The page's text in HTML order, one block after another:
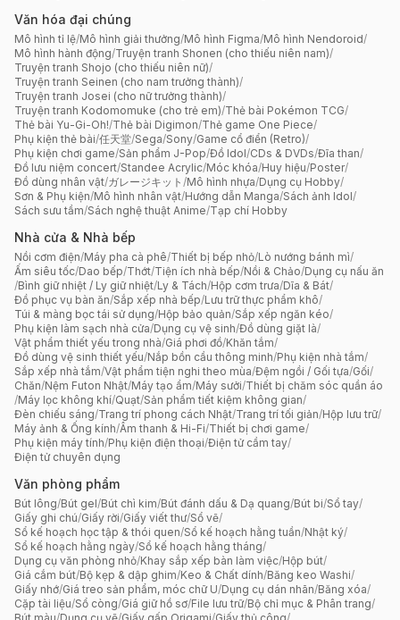
Văn hóa đại chúng
Mô hình tỉ lệ/Mô hình giải thưởng/Mô hình Figma/Mô hình Nendoroid/
Mô hình hành động/Truyện tranh Shonen (cho thiếu niên nam)/
Truyện tranh Shojo (cho thiếu niên nữ)/
Truyện tranh Seinen (cho nam trưởng thành)/
Truyện tranh Josei (cho nữ trưởng thành)/
Truyện tranh Kodomomuke (cho trẻ em)/Thẻ bài Pokémon TCG/
Thẻ bài Yu-Gi-Oh!/Thẻ bài Digimon/Thẻ game One Piece/
Phụ kiện thẻ bài/任天堂/Sega/Sony/Game cổ điển (Retro)/
Phụ kiện chơi game/Sản phẩm J-Pop/Đồ Idol/CDs & DVDs/Đĩa than/
Đồ lưu niệm concert/Standee Acrylic/Móc khóa/Huy hiệu/Poster/
Đồ dùng nhân vật/ガレージキット /Mô hình nhựa/Dụng cụ Hobby/
Sơn & Phụ kiện/Mô hình nhân vật/Hướng dẫn Manga/Sách ảnh Idol/
Sách sưu tầm/Sách nghệ thuật Anime/Tạp chí Hobby
Nhà cửa & Nhà bếp
Nồi cơm điện/Máy pha cà phê/Thiết bị bếp nhỏ/Lò nướng bánh mì/
Ấm siêu tốc/Dao bếp/Thớt/Tiện ích nhà bếp/Nồi & Chảo/Dụng cụ nấu ăn
/Bình giữ nhiệt / Ly giữ nhiệt/Ly & Tách/Hộp cơm trưa/Dĩa & Bát/
Đồ phục vụ bàn ăn/Sắp xếp nhà bếp/Lưu trữ thực phẩm khô/
Túi & màng bọc tái sử dụng/Hộp bảo quản/Sắp xếp ngăn kéo/
Phụ kiện làm sạch nhà cửa/Dụng cụ vệ sinh/Đồ dùng giặt là/
Vật phẩm thiết yếu trong nhà/Giá phơi đồ/Khăn tắm/
Đồ dùng vệ sinh thiết yếu/Nắp bồn cầu thông minh/Phụ kiện nhà tắm/
Sắp xếp nhà tắm/Vật phẩm tiện nghi theo mùa/Đệm ngồi / Gối tựa/Gối/
Chăn/Nệm Futon Nhật/Máy tạo ẩm/Máy sưởi/Thiết bị chăm sóc quần áo
/Máy lọc không khí/Quạt/Sản phẩm tiết kiệm không gian/
Đèn chiếu sáng/Trang trí phong cách Nhật/Trang trí tối giản/Hộp lưu trữ/
Máy ảnh & Ống kính/Âm thanh & Hi-Fi/Thiết bị chơi game/
Phụ kiện máy tính/Phụ kiện điện thoại/Điện tử cầm tay/
Điện tử chuyên dụng
Văn phòng phẩm
Bút lông/Bút gel/Bút chì kim/Bút đánh dấu & Dạ quang/Bút bi/Sổ tay/
Giấy ghi chú/Giấy rời/Giấy viết thư/Sổ vẽ/
Sổ kế hoạch học tập & thói quen/Sổ kế hoạch hằng tuần/Nhật ký/
Sổ kế hoạch hằng ngày/Sổ kế hoạch hằng tháng/
Dụng cụ văn phòng nhỏ/Khay sắp xếp bàn làm việc/Hộp bút/
Giá cắm bút/Bộ kẹp & dập ghim/Keo & Chất dính/Băng keo Washi/
Giấy nhớ/Giá treo sản phẩm, móc chữ U/Dụng cụ dán nhãn/Băng xóa/
Cặp tài liệu/Sổ còng/Giá giữ hồ sơ/File lưu trữ/Bộ chỉ mục & Phân trang/